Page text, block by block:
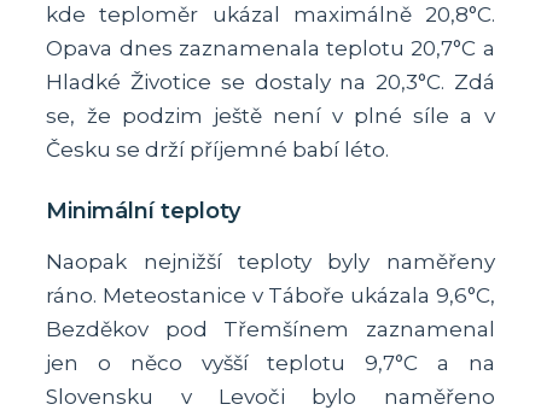
kde teploměr ukázal maximálně 20,8°C.
Opava dnes zaznamenala teplotu 20,7°C a
Hladké Životice se dostaly na 20,3°C. Zdá
se, že podzim ještě není v plné síle a v
Česku se drží příjemné babí léto.
Minimální teploty
Naopak nejnižší teploty byly naměřeny
ráno. Meteostanice v Táboře ukázala 9,6°C,
Bezděkov pod Třemšínem zaznamenal
jen o něco vyšší teplotu 9,7°C a na
Slovensku v Levoči bylo naměřeno